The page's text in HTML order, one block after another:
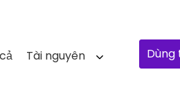
Tài nguyên